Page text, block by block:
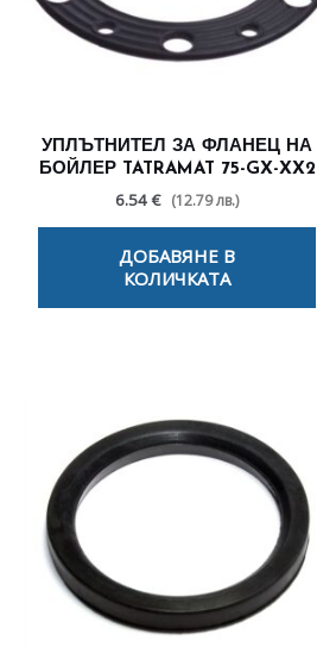
УПЛЪТНИТЕЛ ЗА ФЛАНЕЦ НА
БОЙЛЕР TATRAMAT 75-GX-XX2
6.54 € (12.79 лв.)
ДОБАВЯНЕ В
КОЛИЧКАТА